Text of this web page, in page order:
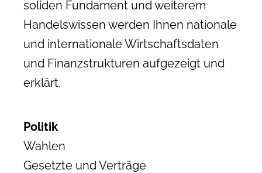
soliden Fundament und weiterem
Handelswissen werden Ihnen nationale
und internationale Wirtschaftsdaten
und Finanzstrukturen aufgezeigt und
erklärt.
Politik
Wahlen
Gesetzte und Verträge